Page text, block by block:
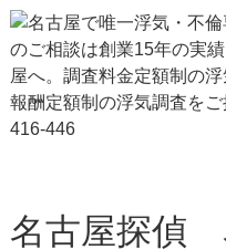
名古屋探偵